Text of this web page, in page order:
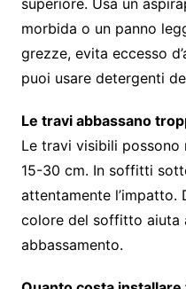
morbida o un panno
grezze, evita eccesso
puoi usare detergenti
Le travi abbassano
Le travi visibili possono
15-30 cm. In soffitti
attentamente l’impatto.
colore del soffitto aiuta
abbassamento.